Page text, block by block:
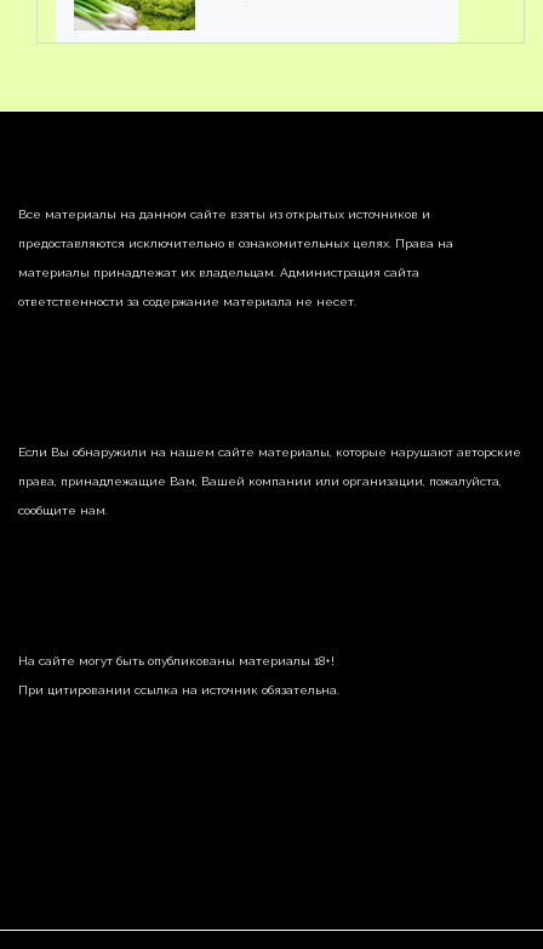
Все материалы на данном сайте взяты из открытых источников и
предоставляются исключительно в ознакомительных целях. Права на
материалы принадлежат их владельцам. Администрация сайта
ответственности за содержание материала не несет.
Если Вы обнаружили на нашем сайте материалы, которые нарушают авторские
права, принадлежащие Вам, Вашей компании или организации, пожалуйста,
сообщите нам.
На сайте могут быть опубликованы материалы 18+!
При цитировании ссылка на источник обязательна.